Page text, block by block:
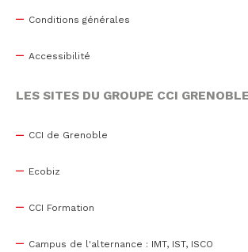
Conditions générales
Accessibilité
LES SITES DU GROUPE CCI GRENOBLE
CCI de Grenoble
Ecobiz
CCI Formation
Campus de l'alternance : IMT, IST, ISCO